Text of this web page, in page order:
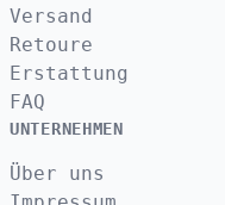
Versand
Retoure
Erstattung
FAQ
UNTERNEHMEN
Über uns